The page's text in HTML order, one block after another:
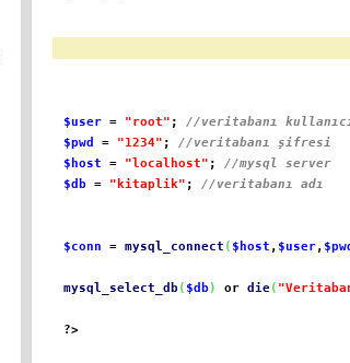
$user = "root" ; //veritabanı
$pwd
= "1234" ; //veritabanı şifresi
$host
= "localhost" ; //mysql server
$db
= "kitaplik" ; //veritabanı adı
$conn =mysql_connect ( $host , $user,
mysql_select_db ( $db ) ordie(
?>